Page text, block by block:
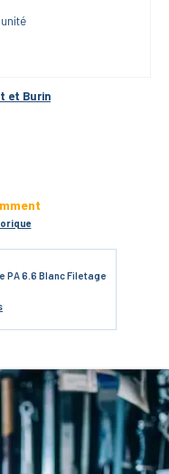
et Burin
PA 6.6 Blanc Filetage